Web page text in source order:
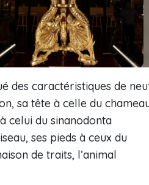
des caractéristiques de
sa tête à celle du
celui du sinanodonta
ses pieds à ceux du
de traits, l’animal